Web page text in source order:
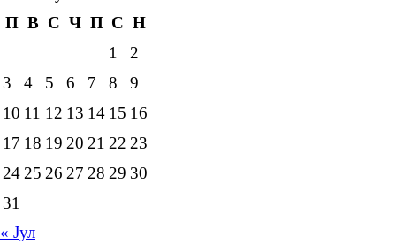
П В С Ч П С Н
1
2
3
4 5 6 7 8
9
10 11 12 13 14 15 16
17 18 19 20 21 22 23
24 25 26 27 28 29 30
31
« Јул